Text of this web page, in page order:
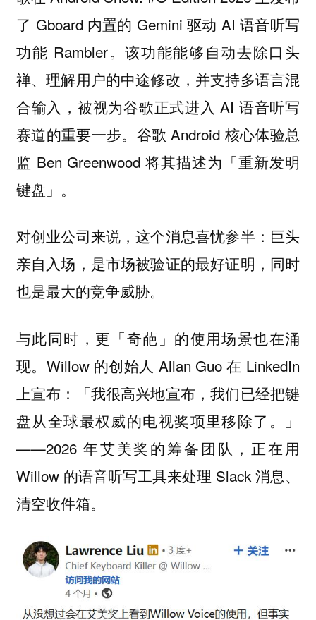
了 Gboard 内置的 Gemini 驱动 AI 语音听写
功能 Rambler。该功能能够自动去除口头
禅、理解用户的中途修改，并支持多语言混
合输入，被视为谷歌正式进入 AI 语音听写
赛道的重要一步。谷歌 Android 核心体验总
监 Ben Greenwood 将其描述为「重新发明
键盘 」。
对创业公司来说，这个消息喜忧参半：巨头
亲自入场，是市场被验证的最好证明，同时
也是最大的竞争威胁。
与此同时，更「奇葩」的使用场景也在涌
现。Willow 的创始人 Allan Guo 在 LinkedIn
上宣布：「我很高兴地宣布，我们已经把键
盘从全球最权威的电视奖项里移除了。」
——2026 年艾美奖的筹备团队，正在用
Willow 的语音听写工具来处理 Slack 消息、
清空收件箱。